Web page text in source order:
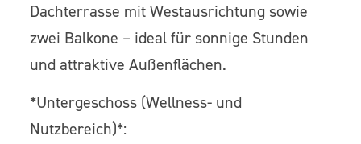
Dachterrasse mit Westausrichtung sowie
zwei Balkone – ideal für sonnige Stunden
und attraktive Außenflächen.
*Untergeschoss (Wellness- und
Nutzbereich)*: